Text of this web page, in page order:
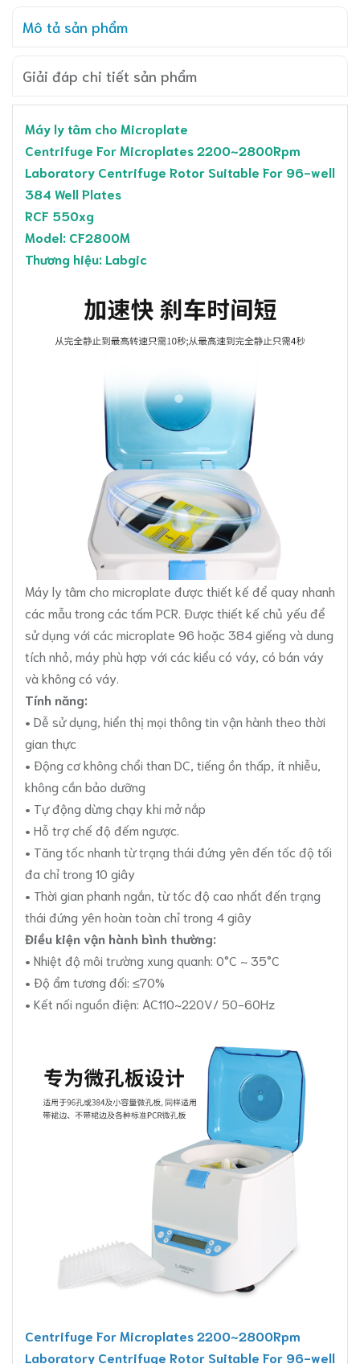
Mô tả sản phẩm
Giải đáp chi tiết sản phẩm
Máy ly tâm cho Microplate
Centrifuge For Microplates 2200~2800Rpm
Laboratory Centrifuge Rotor Suitable For 96-well
384 Well Plates
RCF 550xg
Model: CF2800M
Thương hiệu: Labgic
Máy ly tâm cho microplate được thiết kế để quay nhanh
các mẫu trong các tấm PCR. Được thiết kế chủ yếu để
sử dụng với các microplate 96 hoặc 384 giếng và dung
tích nhỏ, máy phù hợp với các kiểu có váy, có bán váy
và không có váy.
Tính năng:
• Dễ sử dụng, hiển thị mọi thông tin vận hành theo thời
gian thực
• Động cơ không chổi than DC, tiếng ồn thấp, ít nhiễu,
không cần bảo dưỡng
• Tự động dừng chạy khi mở nắp
• Hỗ trợ chế độ đếm ngược.
• Tăng tốc nhanh từ trạng thái đứng yên đến tốc độ tối
đa chỉ trong 10 giây
• Thời gian phanh ngắn, từ tốc độ cao nhất đến trạng
thái đứng yên hoàn toàn chỉ trong 4 giây
Điều kiện vận hành bình thường:
• Nhiệt độ môi trường xung quanh: 0°C ~ 35°C
• Độ ẩm tương đối: ≤70%
• Kết nối nguồn điện: AC110~220V/ 50-60Hz
Centrifuge For Microplates 2200~2800Rpm
Laboratory Centrifuge Rotor Suitable For 96-well